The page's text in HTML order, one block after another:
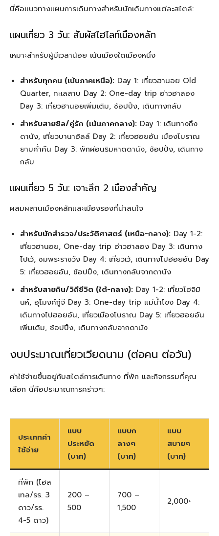
นี่คือแนวทางแผนการเดินทางสำหรับนักเดินทางแต่ละสไตล์:
แผนเที่ยว 3 วัน: สัมผัสไฮไลท์เมืองหลัก
เหมาะสำหรับผู้มีเวลาน้อย เน้นเมืองใดเมืองหนึ่ง
สำหรับทุกคน (เน้นภาคเหนือ): Day 1: เที่ยวฮานอย Old
Quarter, ทะเลสาบ Day 2: One-day trip อ่าวฮาลอง
Day 3: เที่ยวฮานอยเพิ่มเติม, ช้อปปิ้ง, เดินทางกลับ
สำหรับสายชิล/คู่รัก (เน้นภาคกลาง): Day 1: เดินทางถึง
ดานัง, เที่ยวบานาฮิลล์ Day 2: เที่ยวฮอยอัน เมืองโบราณ
ยามค่ำคืน Day 3: พักผ่อนริมหาดดานัง, ช้อปปิ้ง, เดินทาง
กลับ
แผนเที่ยว 5 วัน: เจาะลึก 2 เมืองสำคัญ
ผสมผสานเมืองหลักและเมืองรองที่น่าสนใจ
สำหรับนักสำรวจ/ประวัติศาสตร์ (เหนือ-กลาง): Day 1-2:
เที่ยวฮานอย, One-day trip อ่าวฮาลอง Day 3: เดินทาง
ไปเว้, ชมพระราชวัง Day 4: เที่ยวเว้, เดินทางไปฮอยอัน Day
5: เที่ยวฮอยอัน, ช้อปปิ้ง, เดินทางกลับจากดานัง
สำหรับสายกิน/วิถีชีวิต (ใต้-กลาง): Day 1-2: เที่ยวโฮจิมิ
นห์, อุโมงค์กู๋จี Day 3: One-day trip แม่น้ำโขง Day 4:
เดินทางไปฮอยอัน, เที่ยวเมืองโบราณ Day 5: เที่ยวฮอยอัน
เพิ่มเติม, ช้อปปิ้ง, เดินทางกลับจากดานัง
งบประมาณเที่ยวเวียดนาม (ต่อคน ต่อวัน)
ค่าใช้จ่ายขึ้นอยู่กับสไตล์การเดินทาง ที่พัก และกิจกรรมที่คุณ
เลือก นี่คือประมาณการคร่าวๆ:
ประเภทค่า
ใช้จ่าย
แบบ
ประหยัด
(บาท)
แบบก
ลางๆ
(บาท)
แบบ
สบายๆ
(บาท)
ที่พัก (โฮส
เทล/รร. 3
ดาว/รร.
4-5 ดาว)
200 –
500
700 –
1,500
2,000+